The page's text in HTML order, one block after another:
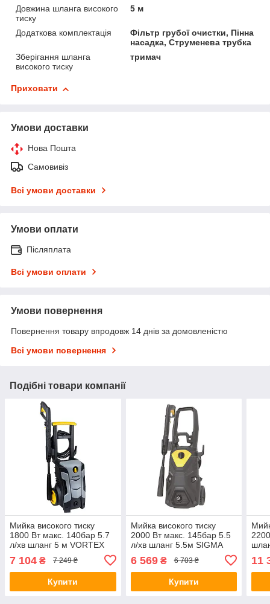
Довжина шланга високого
тиску
5 м
Додаткова комплектація
Фільтр грубої очистки, Пінна
насадка, Струменева трубка
Зберігання шланга
високого тиску
тримач
Приховати
Умови доставки
Нова Пошта
Самовивіз
Всі умови доставки
Умови оплати
Післяплата
Всі умови оплати
Умови повернення
Повернення товару впродовж 14 днів за домовленістю
Всі умови повернення
Подібні товари компанії
Мийка високого тиску
1800 Вт макс. 140бар 5.7
л/хв шланг 5 м VORTEX
+БЕЗКОШТОВНА
ДОСТАВКА!
7 104 ₴ 7 249 ₴
Купити
Мийка високого тиску
2000 Вт макс. 145бар 5.5
л/хв шланг 5.5м SIGMA
+БЕЗКОШТОВНА
ДОСТАВКА!
6 569₴ 6 703 ₴
Купити
11